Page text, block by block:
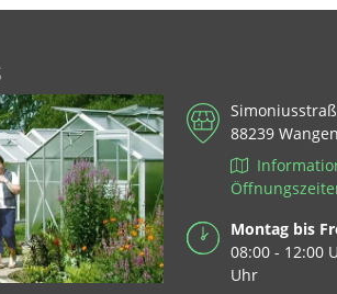
88239
Montag bis
08:00 - 12:00
Uhr